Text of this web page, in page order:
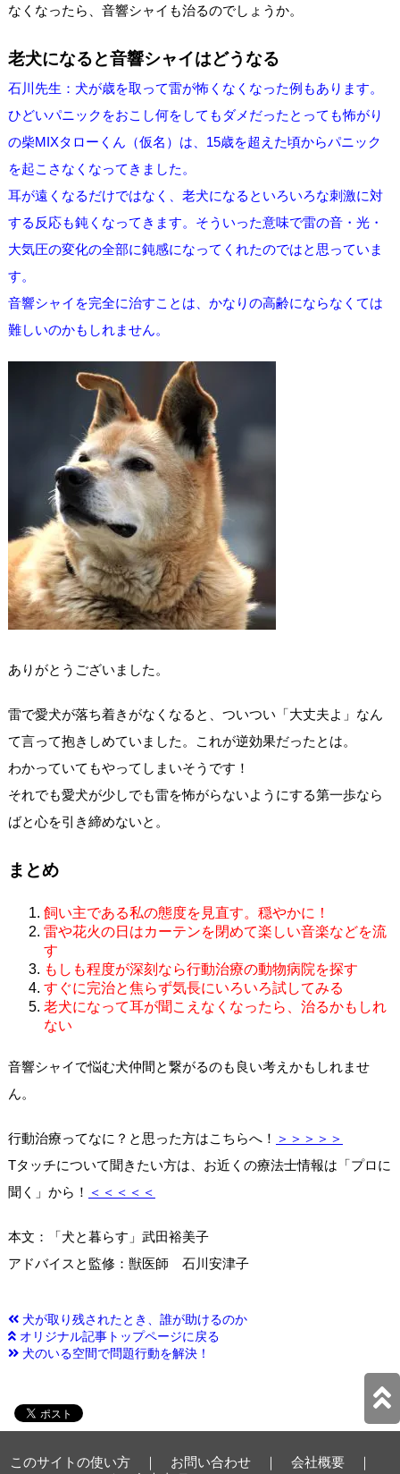
なくなったら、音響シャイも治るのでしょうか。
老犬になると音響シャイはどうなる
石川先生：犬が歳を取って雷が怖くなくなった例もあります。
ひどいパニックをおこし何をしてもダメだったとっても怖がり
の柴MIXタローくん（仮名）は、15歳を超えた頃からパニック
を起こさなくなってきました。
耳が遠くなるだけではなく、老犬になるといろいろな刺激に対
する反応も鈍くなってきます。そういった意味で雷の音・光・
大気圧の変化の全部に鈍感になってくれたのではと思っていま
す。
音響シャイを完全に治すことは、かなりの高齢にならなくては
難しいのかもしれません。
ありがとうございました。
雷で愛犬が落ち着きがなくなると、ついつい「大丈夫よ」なん
て言って抱きしめていました。これが逆効果だったとは。
わかっていてもやってしまいそうです！
それでも愛犬が少しでも雷を怖がらないようにする第一歩なら
ばと心を引き締めないと。
まとめ
飼い主である私の態度を見直す。穏やかに！
雷や花火の日はカーテンを閉めて楽しい音楽などを流
す
もしも程度が深刻なら行動治療の動物病院を探す
すぐに完治と焦らず気長にいろいろ試してみる
老犬になって耳が聞こえなくなったら、治るかもしれ
ない
音響シャイで悩む犬仲間と繋がるのも良い考えかもしれませ
ん。
行動治療ってなに？と思った方はこちらへ！ ＞＞＞＞＞
Tタッチについて聞きたい方は、お近くの療法士情報は「プロに
聞く」から！ ＜＜＜＜＜
本文：「犬と暮らす」武田裕美子
アドバイスと監修：獣医師 石川安津子
犬が取り残されたとき、誰が助けるのか
オリジナル記事トップページに戻る
犬のいる空間で問題行動を解決！
このサイトの使い方 ｜ お問い合わせ ｜会社概要 ｜